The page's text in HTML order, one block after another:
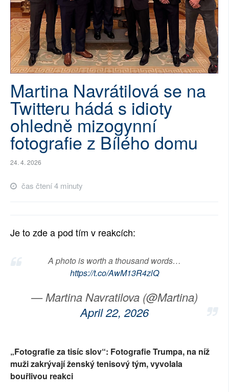
AUTOŘI
PŘÍSPĚVKY NA PROVOZ
SOCIÁLNÍ SÍTĚ
RUBRIKY
PLNÁ VERZE STRÁNEK
Martina Navrátilová se na
Twitteru hádá s idioty
ohledně mizogynní
fotografie z Bílého domu
24. 4. 2026
čas čtení 4 minuty
Je to zde a pod tím v reakcích:
A photo is worth a thousand words…
https://t.co/AwM13R4zlQ
— Martina Navratilova (@Martina)
April 22, 2026
„Fotografie za tisíc slov“: Fotografie Trumpa, na níž
muži zakrývají ženský tenisový tým, vyvolala
bouřlivou reakci